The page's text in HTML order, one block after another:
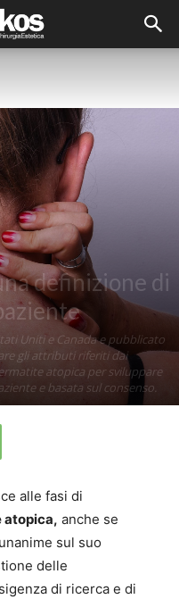
definizione di
Uniti e Canada e pubblicato
gli attributi riferiti dai
atopica per sviluppare
e basata sul consenso.
alle fasi di
atopica, anche se
sul suo
delle
di ricerca e di